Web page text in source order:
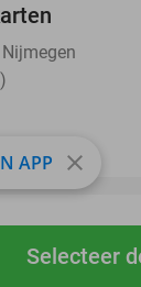
Selecteer
Fletcher
APP close